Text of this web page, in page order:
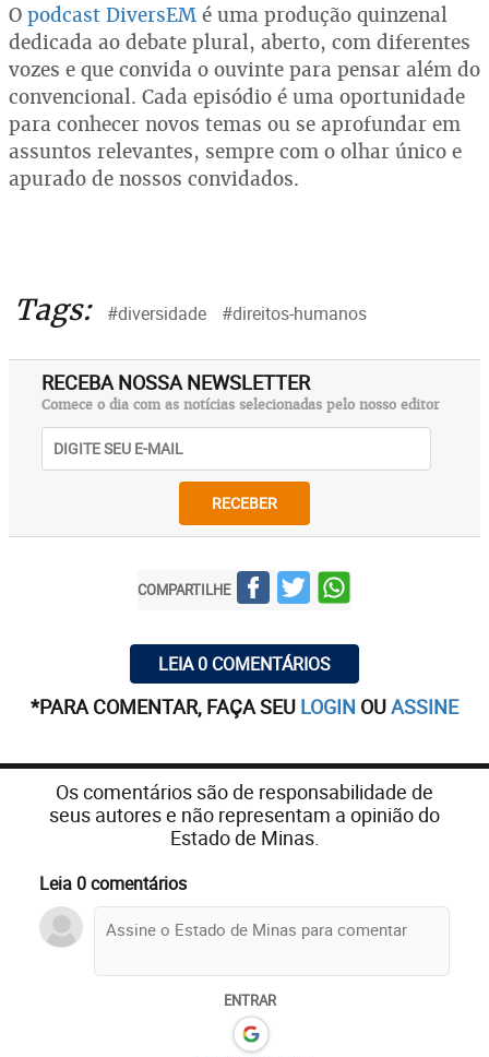
O podcast DiversEM é uma produção quinzenal
dedicada ao debate plural, aberto, com diferentes
vozes e que convida o ouvinte para pensar além do
convencional. Cada episódio é uma oportunidade
para conhecer novos temas ou se aprofundar em
assuntos relevantes, sempre com o olhar único e
apurado de nossos convidados.
Tags: #diversidade #direitos-humanos
RECEBA NOSSA NEWSLETTER
Comece o dia com as notícias selecionadas pelo nosso editor
RECEBER
COMPARTILHE
LEIA 0 COMENTÁRIOS
*PARA COMENTAR, FAÇA SEU LOGIN OUASSINE
Os comentários são de responsabilidade de
seus autores e não representam a opinião do
Estado de Minas.
Leia 0 comentários
ENTRAR